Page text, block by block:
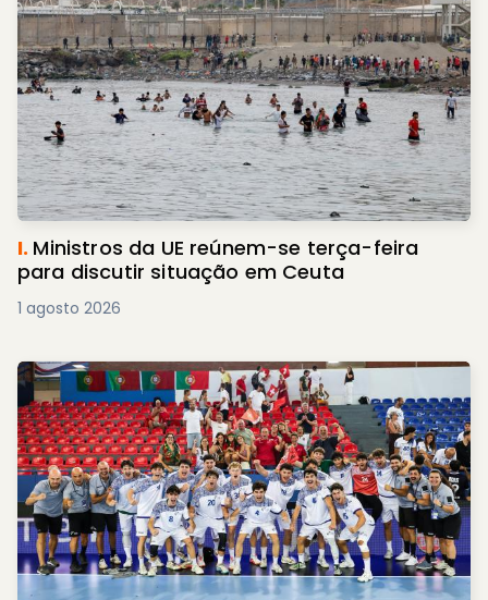
I. Ministros da UE reúnem-se terça-feira
para discutir situação em Ceuta
1 agosto 2026